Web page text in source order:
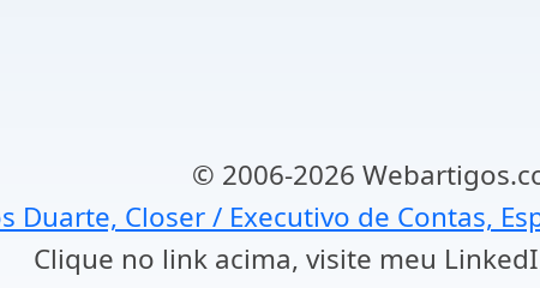
© 2006-2026
Duarte, Closer / Executivo de Contas,
Clique no link acima, visite meu